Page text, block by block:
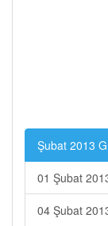
Şubat 2013
01 Şubat
04 Şubat